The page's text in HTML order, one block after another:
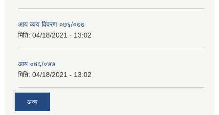
आय व्यय विवरण ०७६/०७७
मिति: 04/18/2021 - 13:02
आय ०७६/०७७
मिति: 04/18/2021 - 13:02
अन्य